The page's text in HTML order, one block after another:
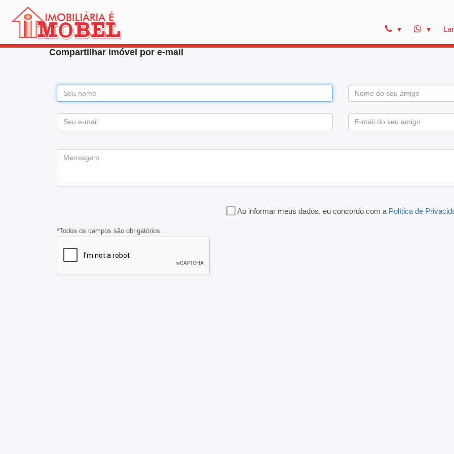
Compartilhar imóvel por e-mail
Ao informar meus dados, eu concordo com a Política de
*Todos os campos são obrigatórios.